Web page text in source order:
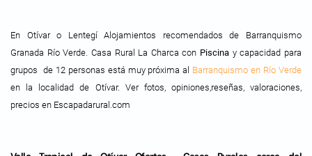
En Otívar o Lentegí Alojamientos recomendados de Barranquismo
Granada Río Verde. Casa Rural La Charca con Piscina y capacidad para
grupos de 12 personas está muy próxima al Barranquismo en Río Verde
en la localidad de Otívar. Ver fotos, opiniones,reseñas, valoraciones,
precios en Escapadarural.com